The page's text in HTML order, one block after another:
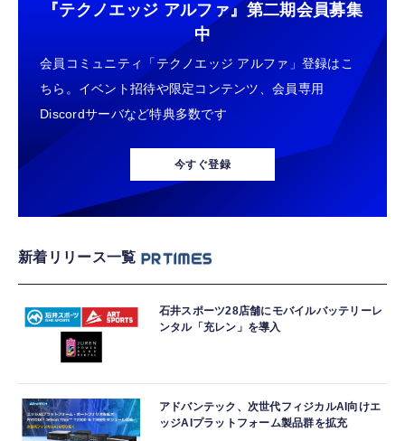
『テクノエッジ アルファ』 第二期会員募集
中
会員コミュニティ「テクノエッジ アルファ」登録はこ
ちら。イベント招待や限定コンテンツ、会員専用
Discordサーバなど特典多数です
今すぐ登録
新着リリース一覧
石井スポーツ28店舗にモバイルバッテリーレ
ンタル「充レン」を導入
アドバンテック、次世代フィジカルAI向けエ
ッジAIプラットフォーム製品群を拡充